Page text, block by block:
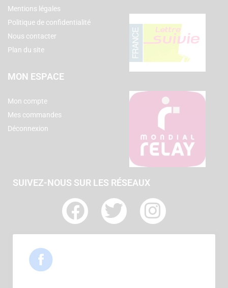
Mentions légales
Politique de confidentialité
Nous contacter
Plan du site
MON ESPACE
Mon compte
Mes commandes
Déconnexion
SUIVEZ-NOUS SUR LES RÉSEAUX
F
a
T
w
I
n